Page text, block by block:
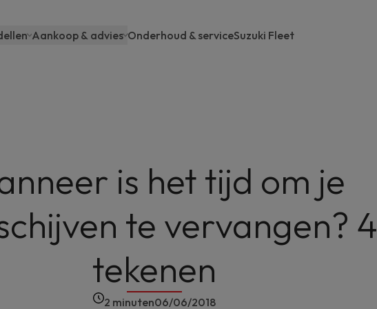
Aankoop & advies Onderhoud & serviceSuzuki Fleet
is het tijd om je
te vervangen? 4
tekenen
2 minuten06/06/2018